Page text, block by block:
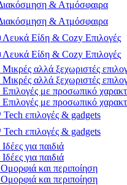
& Ατμόσφαιρα
& Ατμόσφαιρα
Είδη & Cozy Επιλογές
Είδη & Cozy Επιλογές
Μικρές αλλά ξεχωριστές
Μικρές αλλά ξεχωριστές
με προσωπικό
με προσωπικό
επιλογές & gadgets
επιλογές & gadgets
για παιδιά
για παιδιά
και περιποίηση
και περιποίηση